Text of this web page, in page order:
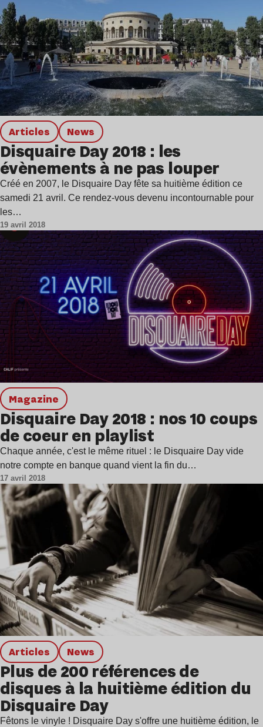
Articles news
Disquaire Day 2018 : les
évènements à ne pas louper
Créé en 2007, le Disquaire Day fête sa huitième édition ce
samedi 21 avril. Ce rendez-vous devenu incontournable pour
les…
19 avril 2018
magazine
Disquaire Day 2018 : nos 10 coups
de coeur en playlist
Chaque année, c'est le même rituel : le Disquaire Day vide
notre compte en banque quand vient la fin du…
17 avril 2018
Articles news
Plus de 200 références de
disques à la huitième édition du
Disquaire Day
Fêtons le vinyle ! Disquaire Day s'offre une huitième édition, le